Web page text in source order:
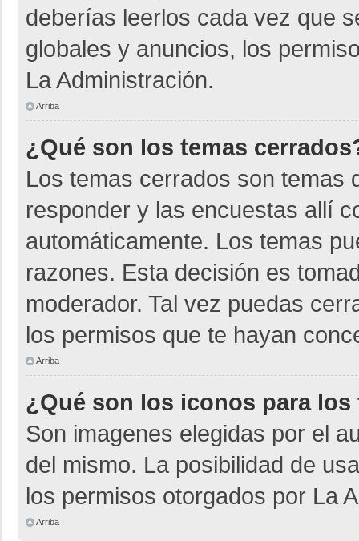
deberías leerlos cada vez que
globales y anuncios, los
La Administración.
Arriba
¿Qué son los temas
Los temas cerrados son temas
responder y las encuestas allí
automáticamente. Los temas
razones. Esta decisión es
moderador. Tal vez puedas
los permisos que te hayan
Arriba
¿Qué son los iconos para los
Son imagenes elegidas por el
del mismo. La posibilidad de
los permisos otorgados por La
Arriba